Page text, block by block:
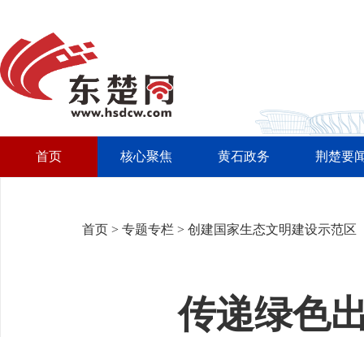
首页 核心聚焦 黄石政务 荆楚要
首页 > 专题专栏 > 创建国家生态文明建设示范区
传递绿色